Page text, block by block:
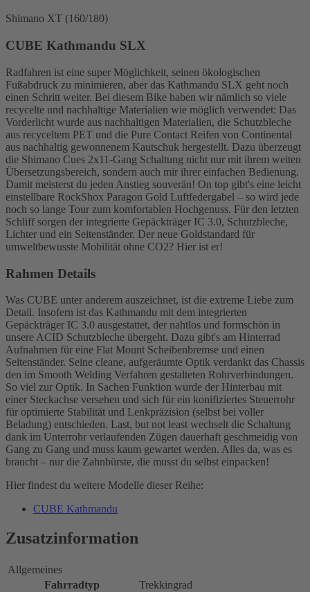
Shimano XT (160/180)
CUBE Kathmandu SLX
Radfahren ist eine super Möglichkeit, seinen ökologischen
Fußabdruck zu minimieren, aber das Kathmandu SLX geht noch
einen Schritt weiter. Bei diesem Bike haben wir nämlich so viele
recycelte und nachhaltige Materialien wie möglich verwendet: Das
Vorderlicht wurde aus nachhaltigen Materialien, die Schutzbleche
aus recyceltem PET und die Pure Contact Reifen von Continental
aus nachhaltig gewonnenem Kautschuk hergestellt. Dazu überzeugt
die Shimano Cues 2x11-Gang Schaltung nicht nur mit ihrem weiten
Übersetzungsbereich, sondern auch mir ihrer einfachen Bedienung.
Damit meisterst du jeden Anstieg souverän! On top gibt's eine leicht
einstellbare RockShox Paragon Gold Luftfedergabel – so wird jede
noch so lange Tour zum komfortablen Hochgenuss. Für den letzten
Schliff sorgen der integrierte Gepäckträger IC 3.0, Schutzbleche,
Lichter und ein Seitenständer. Der neue Goldstandard für
umweltbewusste Mobilität ohne CO2? Hier ist er!
Rahmen Details
Was CUBE unter anderem auszeichnet, ist die extreme Liebe zum
Detail. Insofern ist das Kathmandu mit dem integrierten
Gepäckträger IC 3.0 ausgestattet, der nahtlos und formschön in
unsere ACID Schutzbleche übergeht. Dazu gibt's am Hinterrad
Aufnahmen für eine Flat Mount Scheibenbremse und einen
Seitenständer. Seine cleane, aufgeräumte Optik verdankt das Chassis
den im Smooth Welding Verfahren gestalteten Rohrverbindungen.
So viel zur Optik. In Sachen Funktion wurde der Hinterbau mit
einer Steckachse versehen und sich für ein konifiziertes Steuerrohr
für optimierte Stabilität und Lenkpräzision (selbst bei voller
Beladung) entschieden. Last, but not least wechselt die Schaltung
dank im Unterrohr verlaufenden Zügen dauerhaft geschmeidig von
Gang zu Gang und muss kaum gewartet werden. Alles da, was es
braucht – nur die Zahnbürste, die musst du selbst einpacken!
Hier findest du weitere Modelle dieser Reihe:
CUBE Kathmandu
Zusatzinformation
Allgemeines
Fahrradtyp
Trekkingrad